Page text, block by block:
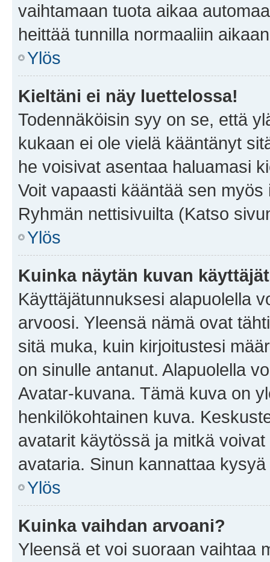
vaihtamaan tuota aikaa
heittää tunnilla normaaliin
Ylös
Kieltäni ei näy luettelossa!
Todennäköisin syy on se, että
kukaan ei ole vielä kääntänyt
he voisivat asentaa haluamasi
Voit vapaasti kääntää sen
Ryhmän nettisivuilta (Katso
Ylös
Kuinka näytän kuvan
Käyttäjätunnuksesi alapuolella
arvoosi. Yleensä nämä ovat
sitä muka, kuin kirjoitustesi
on sinulle antanut. Alapuolella
Avatar-kuvana. Tämä kuva on
henkilökohtainen kuva.
avatarit käytössä ja mitkä
avataria. Sinun kannattaa
Ylös
Kuinka vaihdan arvoani?
Yleensä et voi suoraan vaihtaa